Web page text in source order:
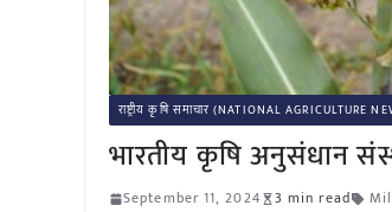
राष्ट्रीय कृषि समाचार (NATIONAL AGRICULTURE
भारतीय कृषि अनुसंधान
September 11, 2024 3 min read